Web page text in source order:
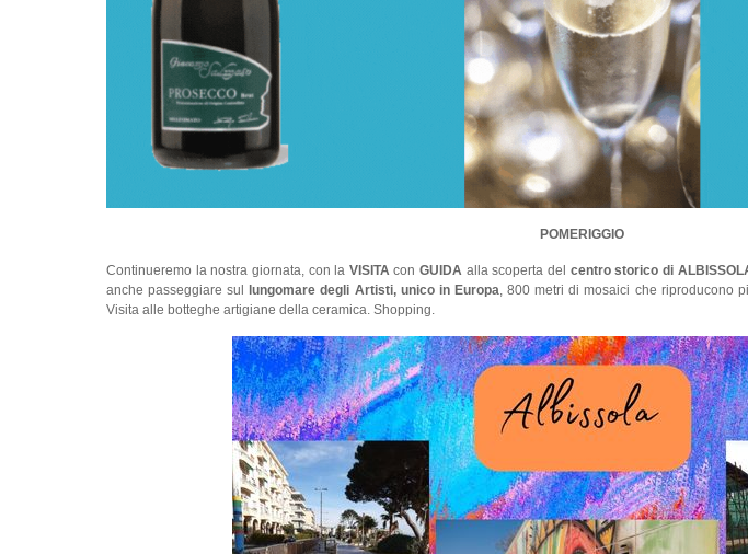
POMERIGGIO
Continueremo la nostra giornata, con la VISITA conGUIDA alla scoperta del centro storico di
anche passeggiare sullungomare degli Artisti, unico in Europa , 800 metri di mosaici che riproducono
Visita alle botteghe artigiane della ceramica. Shopping.